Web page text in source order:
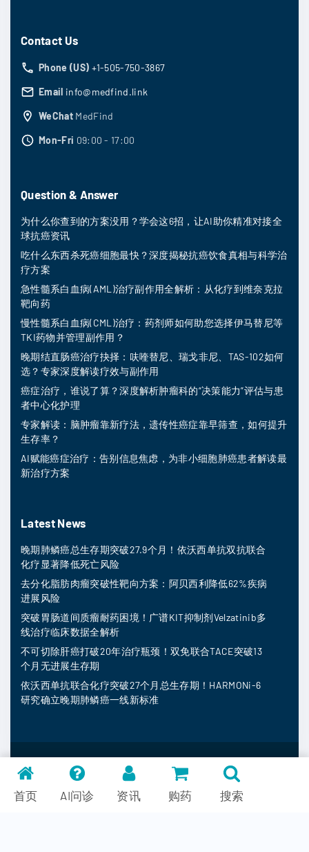
Contact Us
Phone (US) +1-505-750-3867
Email info@medfind.link
WeChat MedFind
Mon-Fri 09:00 - 17:00
Question & Answer
为什么你查到的方案没用？学会这6招，让AI助你精准对接全
球抗癌资讯
吃什么东西杀死癌细胞最快？深度揭秘抗癌饮食真相与科学治
疗方案
急性髓系白血病(AML)治疗副作用全解析：从化疗到维奈克拉
靶向药
慢性髓系白血病(CML)治疗：药剂师如何助您选择伊马替尼等
TKI药物并管理副作用？
晚期结直肠癌治疗抉择：呋喹替尼、瑞戈非尼、TAS-102如何
选？专家深度解读疗效与副作用
癌症治疗，谁说了算？深度解析肿瘤科的“决策能力”评估与患
者中心化护理
专家解读：脑肿瘤靠新疗法，遗传性癌症靠早筛查，如何提升
生存率？
AI赋能癌症治疗：告别信息焦虑，为非小细胞肺癌患者解读最
新治疗方案
Latest News
晚期肺鳞癌总生存期突破27.9个月！依沃西单抗双抗联合
化疗显著降低死亡风险
去分化脂肪肉瘤突破性靶向方案：阿贝西利降低62%疾病
进展风险
突破胃肠道间质瘤耐药困境！广谱KIT抑制剂Velzatinib多
线治疗临床数据全解析
不可切除肝癌打破20年治疗瓶颈！双免联合TACE突破13
个月无进展生存期
依沃西单抗联合化疗突破27个月总生存期！HARMONi-6
研究确立晚期肺鳞癌一线新标准
MedFind © 2026
首页 AI问诊 资讯 购药 搜索